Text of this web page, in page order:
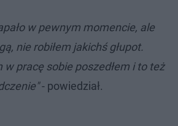
w pewnym momencie, ale
nie robiłem jakichś głupot.
pracę sobie poszedłem i to też
- powiedział.